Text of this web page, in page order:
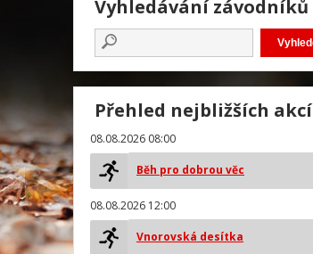
Vyhledávání závodníků
Přehled nejbližších akcí
08.08.2026 08:00
Běh pro dobrou věc
08.08.2026 12:00
Vnorovská desítka